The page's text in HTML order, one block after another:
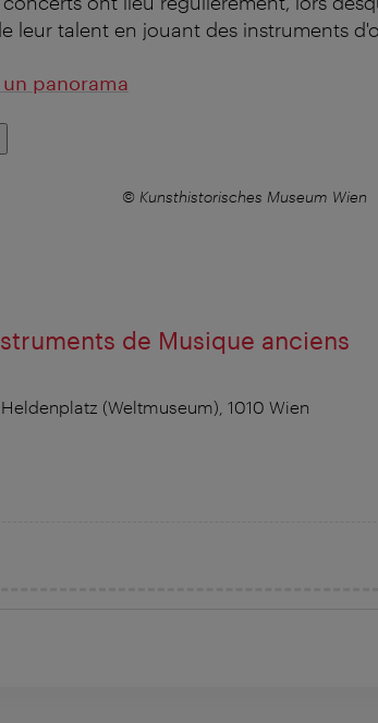
leur talent en jouant des instruments
panorama
© Kunsthistorisches Museum Wien
de Musique anciens
(Weltmuseum), 1010 Wien